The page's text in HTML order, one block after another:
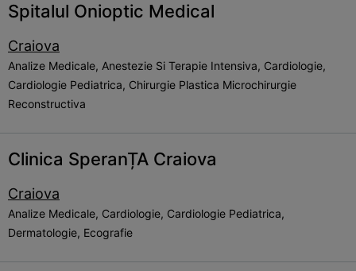
Spitalul Onioptic Medical
Craiova
Analize Medicale, Anestezie Si Terapie Intensiva, Cardiologie,
Cardiologie Pediatrica, Chirurgie Plastica Microchirurgie
Reconstructiva
Clinica SperanȚA Craiova
Craiova
Analize Medicale, Cardiologie, Cardiologie Pediatrica,
Dermatologie, Ecografie